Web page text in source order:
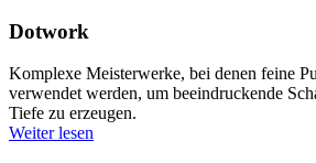
Dotwork
Komplexe Meisterwerke, bei denen feine
verwendet werden, um beeindruckende
Tiefe zu erzeugen.
Weiter lesen